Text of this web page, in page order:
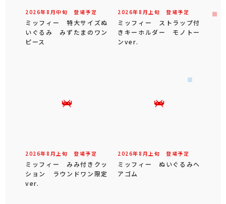
2026年8 月中旬 登場予定
ミッフィー 特大サイズぬ
いぐるみ みずたまのワン
ピース
2026年8 月 上旬 登場予定
ミッフィー ストラップ付
きキーホルダー モノトー
ンver.
2026年8 月 上旬 登場予定
ミッフィー みみ付きクッ
ション ラウンドワン限定
ver.
2026年8 月 上旬 登場予定
ミッフィー ぬいぐるみヘ
アゴム